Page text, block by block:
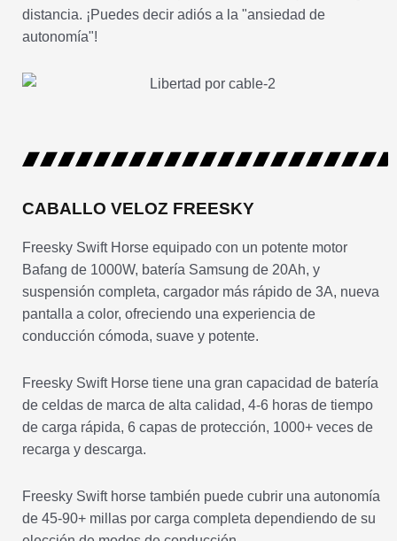
distancia. ¡Puedes decir adiós a la "ansiedad de
autonomía"!
CABALLO VELOZ FREESKY
Freesky Swift Horse equipado con un potente motor
Bafang de 1000W, batería Samsung de 20Ah, y
suspensión completa, cargador más rápido de 3A, nueva
pantalla a color, ofreciendo una experiencia de
conducción cómoda, suave y potente.
Freesky Swift Horse tiene una gran capacidad de batería
de celdas de marca de alta calidad, 4-6 horas de tiempo
de carga rápida, 6 capas de protección, 1000+ veces de
recarga y descarga.
Freesky Swift horse también puede cubrir una autonomía
de 45-90+ millas por carga completa dependiendo de su